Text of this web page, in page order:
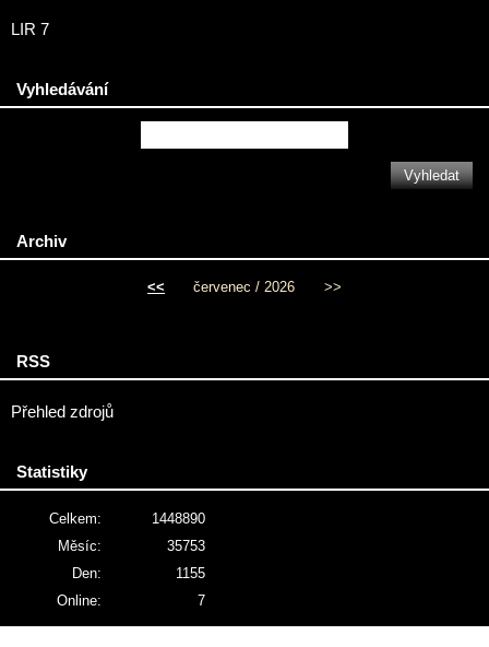
LIR 7
Vyhledávání
Archiv
<< červenec / 2026 >>
RSS
Přehled zdrojů
Statistiky
Online: 7
Celkem:
1448890
Měsíc:
35753
Den:
1155